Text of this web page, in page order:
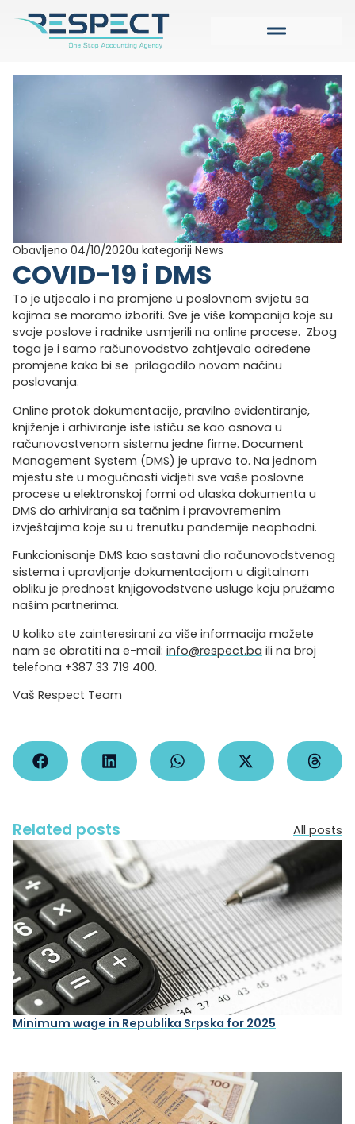
Obavljeno 04/10/2020u kategoriji News
COVID-19 i DMS
To je utjecalo i na promjene u poslovnom svijetu sa
kojima se moramo izboriti. Sve je više kompanija koje su
svoje poslove i radnike usmjerili na online procese. Zbog
toga je i samo računovodstvo zahtjevalo određene
promjene kako bi se prilagodilo novom načinu
poslovanja.
Online protok dokumentacije, pravilno evidentiranje,
knjiženje i arhiviranje iste ističu se kao osnova u
računovostvenom sistemu jedne firme. Document
Management System (DMS) je upravo to. Na jednom
mjestu ste u mogućnosti vidjeti sve vaše poslovne
procese u elektronskoj formi od ulaska dokumenta u
DMS do arhiviranja sa tačnim i pravovremenim
izvještajima koje su u trenutku pandemije neophodni.
Funkcionisanje DMS kao sastavni dio računovodstvenog
sistema i upravljanje dokumentacijom u digitalnom
obliku je prednost knjigovodstvene usluge koju pružamo
našim partnerima.
U koliko ste zainteresirani za više informacija možete
nam se obratiti na e-mail: info@respect.ba ili na broj
telefona +387 33 719 400.
Vaš Respect Team
Related posts All posts
Minimum wage in Republika Srpska for 2025